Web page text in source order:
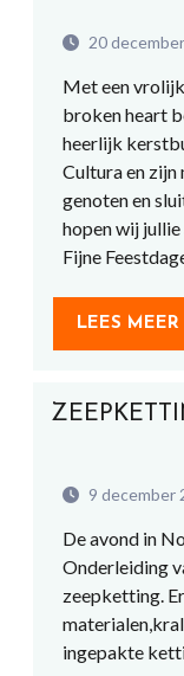
20
Met een
broken heart
heerlijk
Cultura en zijn
genoten en
hopen wij jullie
Fijne
LEES MEER
9 december
De avond in
Onderleiding
zeepketting.
ingepakte